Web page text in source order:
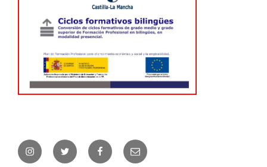
InstagramTwitter FacebookCorreo
electrónico